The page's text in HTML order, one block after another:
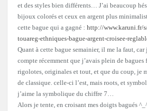
et des styles bien différents… J’ai beaucoup
bijoux colorés et ceux en argent plus
cette bague qui a gagné : http://www.karuni.fr/
touareg-ethniques-bague-argent-croisee-
Quant à cette bague semainier, il me la faut, car
compte récemment que j’avais plein de bagues
rigolotes, originales et tout, et que du coup, je
de classique. celle-ci l’est, mais roots, et
j’aime la symbolique du chiffre 7…
Alors je tente, en croisant mes doigts bagués